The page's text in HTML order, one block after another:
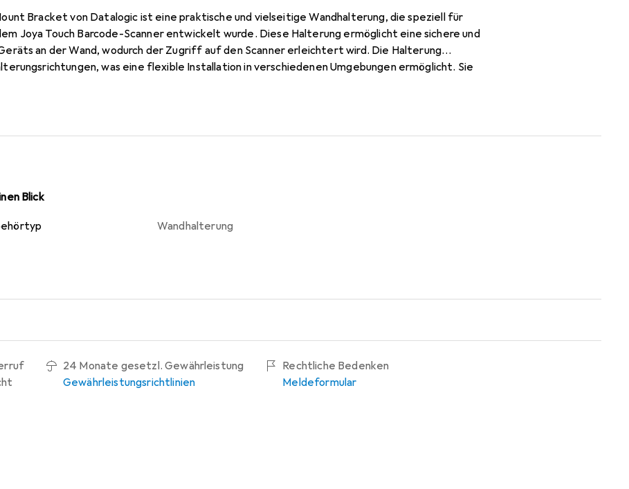
Bracket von Datalogic ist eine praktische und vielseitige Wandhalterung, die speziell für
Joya Touch Barcode-Scanner entwickelt wurde. Diese Halterung ermöglicht eine sichere und
an der Wand, wodurch der Zugriff auf den Scanner erleichtert wird. Die Halterung
was eine flexible Installation in verschiedenen Umgebungen ermöglicht. Sie
Die robuste Konstruktion aus metallischen Materialien sorgt für Langlebigkeit und
Blick
Wandhalterung
24 Monate gesetzl. Gewährleistung
Gewährleistungsrichtlinien
Rechtliche Bedenken
Meldeformular